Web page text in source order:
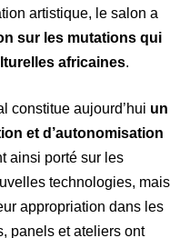
artistique, le salon a
sur les mutations qui
africaines.
constitue aujourd’hui un
et d’autonomisation
ainsi porté sur les
technologies, mais
appropriation dans les
panels et ateliers ont